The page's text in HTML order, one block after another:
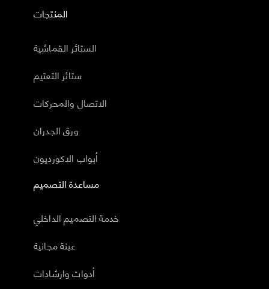
المنتجات
الستائر القماشية
ستائر التعتيم
الاتصال والمحركات
ورق الجدران
أبواب الاكورديون
مساعدة التصميم
خدمة التصميم الداخلي
عينة مجانية
أدوات وارشادات